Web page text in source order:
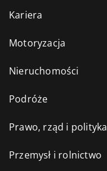
Kariera
Motoryzacja
Nieruchomości
Podróże
Prawo, rząd i polityka
Przemysł i rolnictwo